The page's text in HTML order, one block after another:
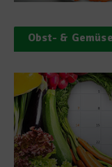
Obst- &